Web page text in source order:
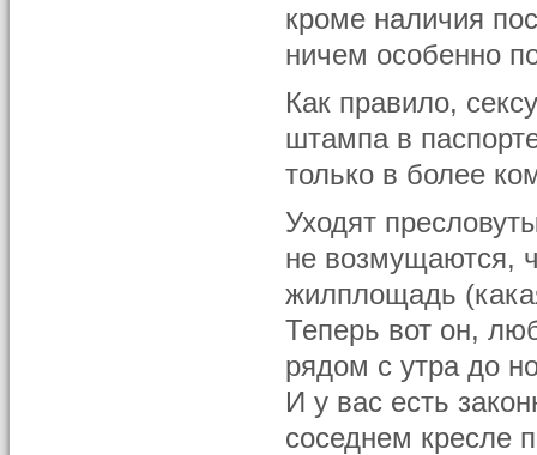
кроме наличия
ничем особенно
Как правило,
штампа в
только в более
Уходят
не возмущаются,
жилплощадь
Теперь вот он,
рядом с утра до
И у вас есть
соседнем кресле